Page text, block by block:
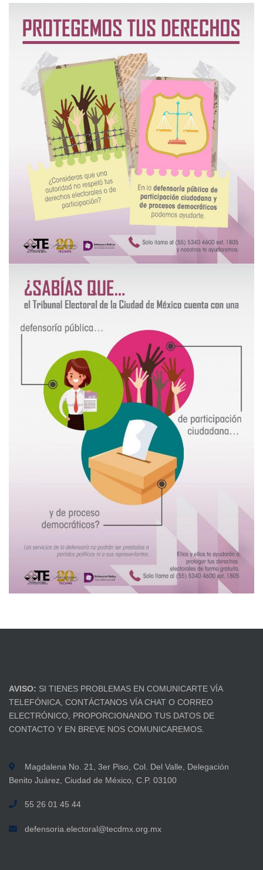
AVISO: SI TIENES PROBLEMAS EN COMUNICARTE VÍA
TELEFÓNICA, CONTÁCTANOS VÍA CHAT O CORREO
ELECTRÓNICO, PROPORCIONANDO TUS DATOS DE
CONTACTO Y EN BREVE NOS COMUNICAREMOS.
Magdalena No. 21, 3er Piso, Col. Del Valle, Delegación
Benito Juárez, Ciudad de México, C.P. 03100
55 26 01 45 44
defensoria.electoral@tecdmx.org.mx